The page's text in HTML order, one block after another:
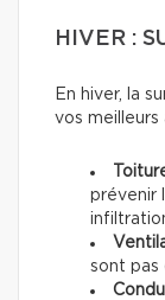
HIVER :
En hiver, la
vos meilleurs
prévenir
sont pas